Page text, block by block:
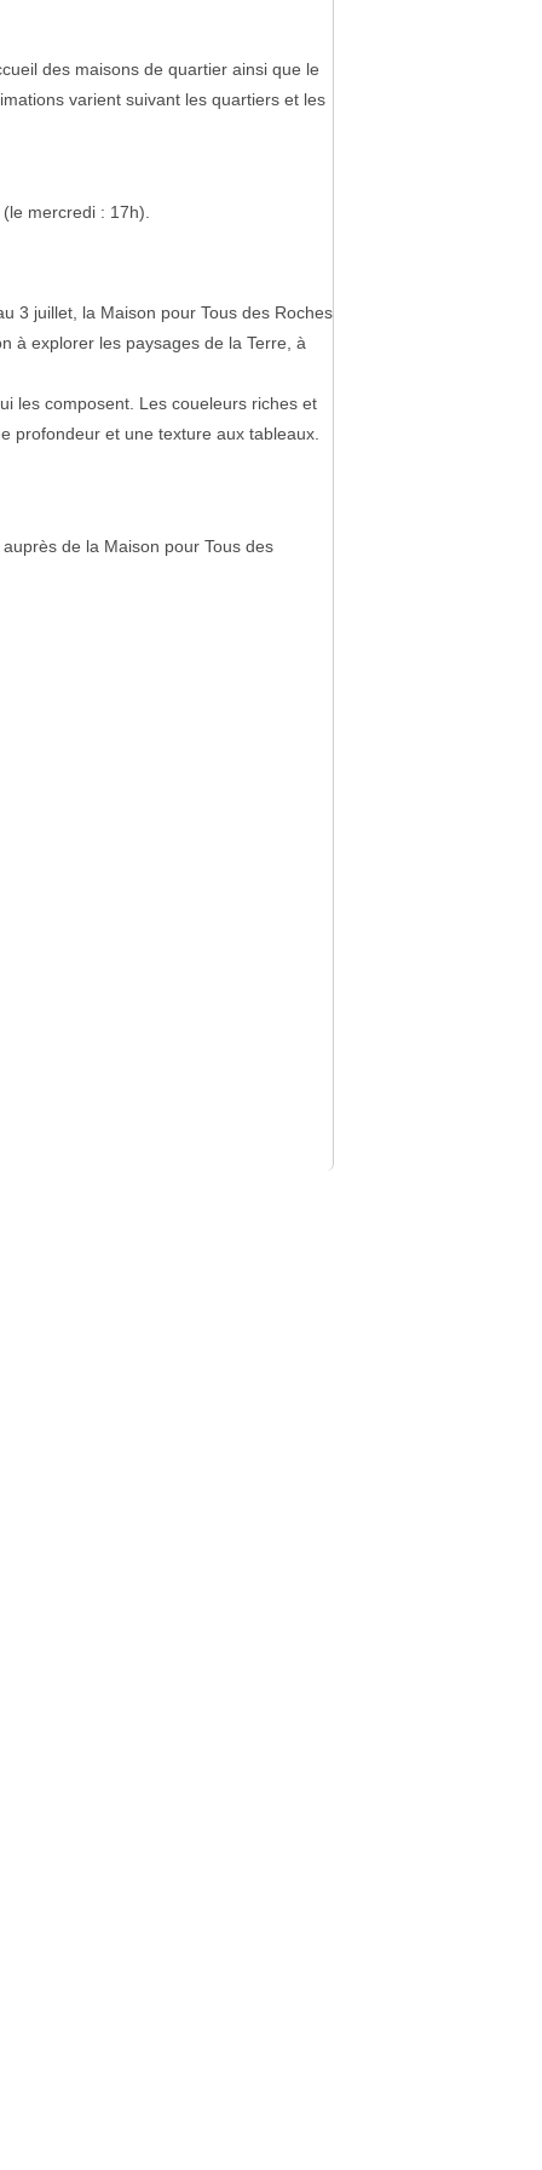
des maisons de quartier ainsi que le
varient suivant les quartiers et les
mercredi : 17h).
3 juillet, la Maison pour Tous des Roches
à explorer les paysages de la Terre, à
les composent. Les coueleurs riches et
profondeur et une texture aux tableaux.
de la Maison pour Tous des